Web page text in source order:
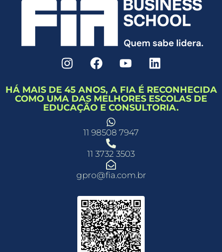
HÁ MAIS DE 45 ANOS, A FIA É RECONHECIDA
COMO UMA DAS MELHORES ESCOLAS DE
EDUCAÇÃO E CONSULTORIA.
11 98508 7947
11 3732 3503
gpro@fia.com.br